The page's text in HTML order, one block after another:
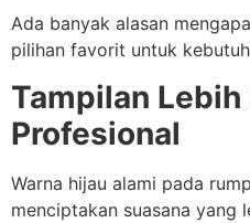
Ada banyak alasan
pilihan favorit untuk
Tampilan
Profesional
Warna hijau alami pada
menciptakan suasana yang